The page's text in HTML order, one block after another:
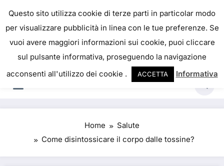
IL PORTALE DEL BENESSERE
La salute è come il denaro, non abbiamo mai una
vera idea del suo valore fino a quando la
perdiamo. Josh Billings
Home
Salute
Come disintossicare il corpo dalle tossine?
Questo sito utilizza cookie di terze parti in particolar modo
per visualizzare pubblicità in linea con le tue preferenze. Se
vuoi avere maggiori informazioni sui cookie, puoi cliccare
sul pulsante informativa, proseguendo la navigazione
acconsenti all'utilizzo dei cookie .
ACCETTA Informativa